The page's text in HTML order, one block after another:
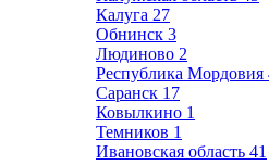
Калуга 27
Обнинск 3
Людиново 2
Республика Мордовия
Саранск 17
Ковылкино 1
Темников 1
Ивановская область 41